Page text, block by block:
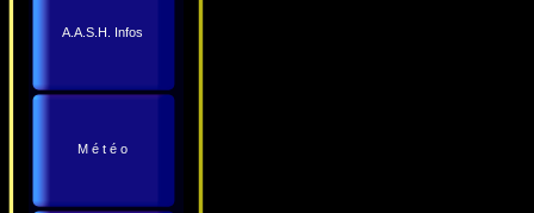
A.A.S.H. Infos
M é t é o